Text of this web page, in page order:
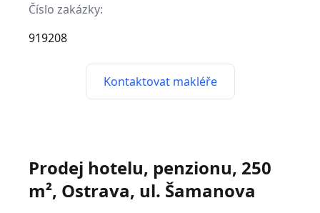
Číslo zakázky:
919208
Kontaktovat makléře
Prodej hotelu, penzionu, 250
m², Ostrava, ul. Šamanova